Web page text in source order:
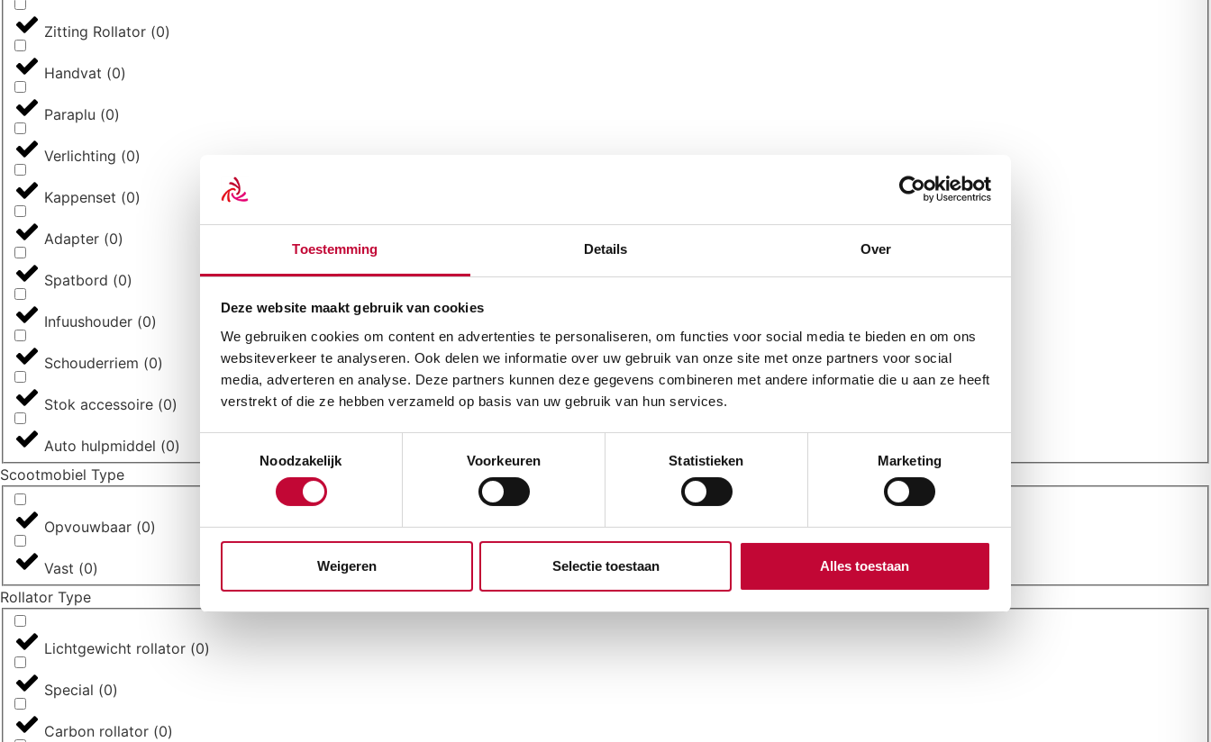
Toestemming Details Over
Deze website maakt gebruik van cookies
We gebruiken cookies om content en advertenties te personaliseren, om functies voor social media te bieden en om ons
websiteverkeer te analyseren. Ook delen we informatie over uw gebruik van onze site met onze partners voor social
media, adverteren en analyse. Deze partners kunnen deze gegevens combineren met andere informatie die u aan ze heeft
verstrekt of die ze hebben verzameld op basis van uw gebruik van hun services.
Noodzakelijk
Voorkeuren Statistieken Marketing
Weigeren Selectie toestaan Alles toestaan
Zitting Rollator (0)
Handvat (0)
Paraplu (0)
Verlichting (0)
Kappenset (0)
Adapter (0)
Spatbord (0)
Infuushouder (0)
Schouderriem (0)
Stok accessoire (0)
Auto hulpmiddel (0)
Scootmobiel Type
Opvouwbaar (0)
Vast (0)
Rollator Type
Lichtgewicht rollator (0)
Special (0)
Carbon rollator (0)